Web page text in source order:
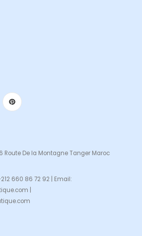
Route De la Montagne Tanger Maroc
660 86 72 92 | Email:
|